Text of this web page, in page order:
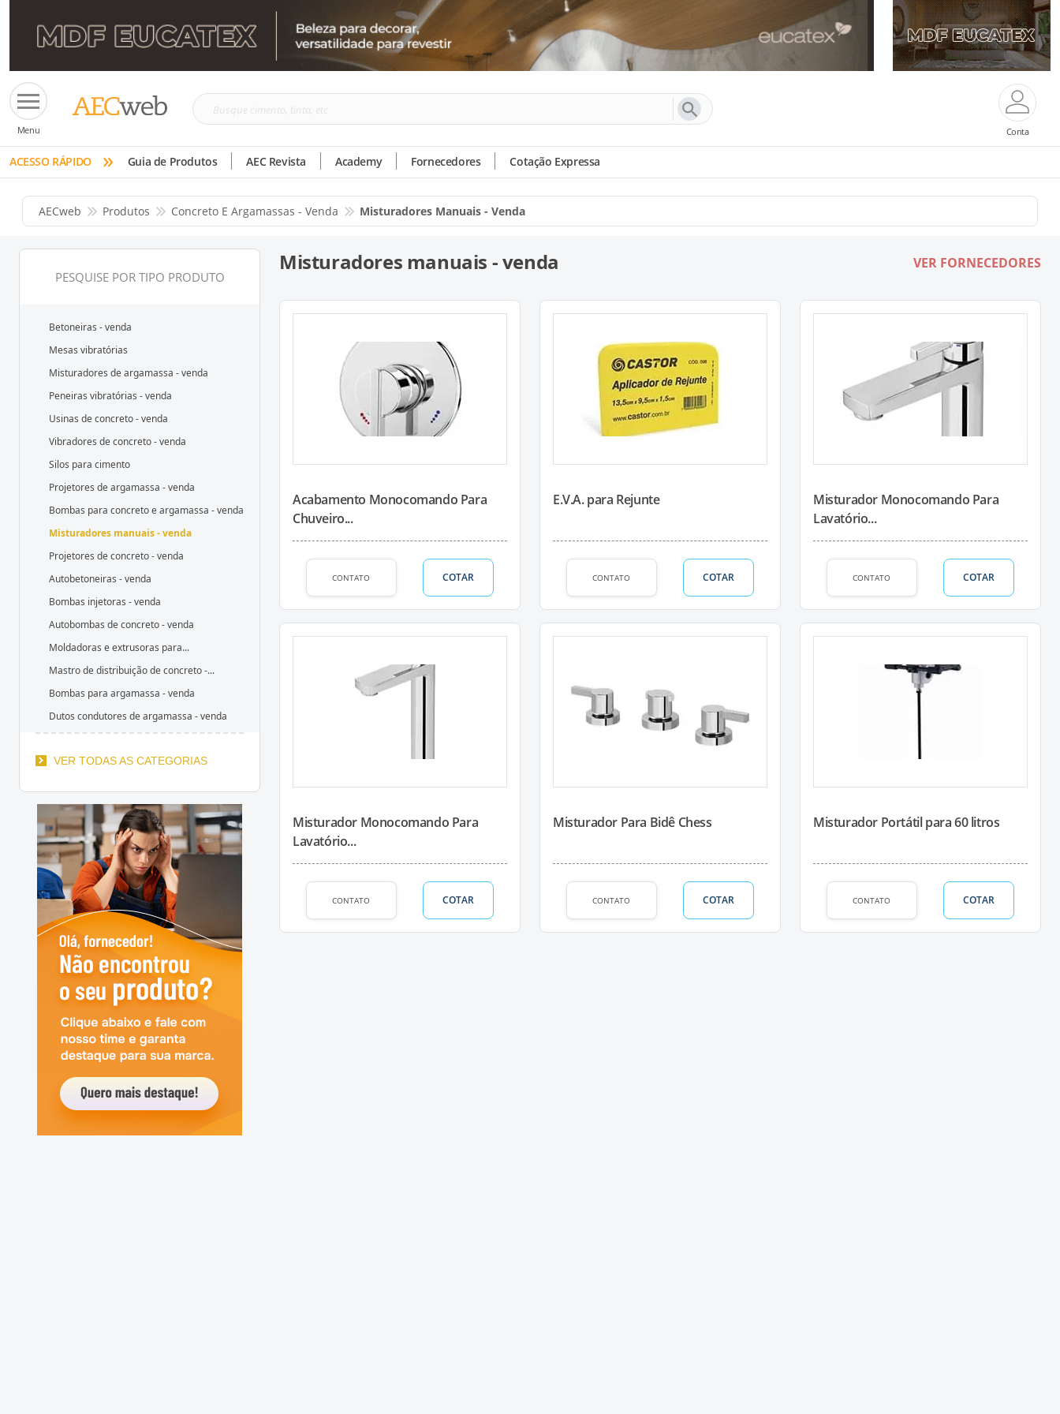
Menu
Busque
tinta,
etc
Conta
ACESSO RÁPIDO » Guia de Produtos AEC Revista Academy Fornecedores Cotação Expressa
AECweb Produtos Concreto E Argamassas - Venda Misturadores Manuais - Venda
PESQUISE POR TIPO PRODUTO
Betoneiras - venda
Mesas vibratórias
Misturadores de argamassa - venda
Peneiras vibratórias - venda
Usinas de concreto - venda
Vibradores de concreto - venda
Silos para cimento
Projetores de argamassa - venda
Bombas para concreto e argamassa - venda
Misturadores manuais - venda
Projetores de concreto - venda
Autobetoneiras - venda
Bombas injetoras - venda
Autobombas de concreto - venda
Moldadoras e extrusoras para...
Mastro de distribuição de concreto -...
Bombas para argamassa - venda
Dutos condutores de argamassa - venda
VER TODAS AS CATEGORIAS
Misturadores manuais - venda VER FORNECEDORES
Acabamento Monocomando Para
Chuveiro...
CONTATO COTAR
E.V.A. para Rejunte
CONTATO COTAR
Misturador Monocomando Para
Lavatório...
CONTATO COTAR
Misturador Monocomando Para
Lavatório...
CONTATO COTAR
Misturador Para Bidê Chess
CONTATO COTAR
Misturador Portátil para 60 litros
CONTATO COTAR